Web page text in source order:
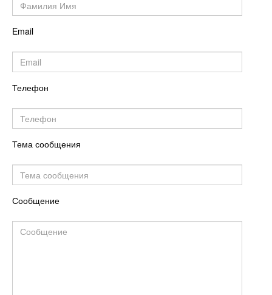
Email
Телефон
Тема сообщения
Сообщение